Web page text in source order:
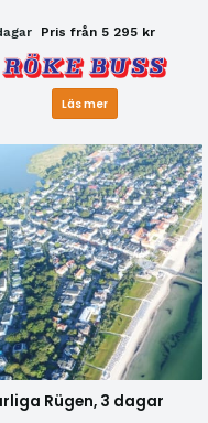
Pris från 5 295 kr
Läs mer
Rügen, 3 dagar